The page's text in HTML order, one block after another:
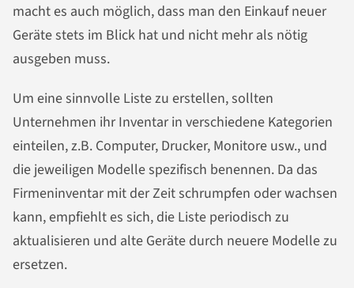
macht es auch möglich, dass man den Einkauf neuer
Geräte stets im Blick hat und nicht mehr als nötig
ausgeben muss.
Um eine sinnvolle Liste zu erstellen, sollten
Unternehmen ihr Inventar in verschiedene Kategorien
einteilen, z.B. Computer, Drucker, Monitore usw., und
die jeweiligen Modelle spezifisch benennen. Da das
Firmeninventar mit der Zeit schrumpfen oder wachsen
kann, empfiehlt es sich, die Liste periodisch zu
aktualisieren und alte Geräte durch neuere Modelle zu
ersetzen.